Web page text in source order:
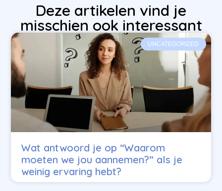
Deze artikelen vind je
misschien ook interessant
UNCATEGORIZED
Wat antwoord je op “Waarom
moeten we jou aannemen?” als je
weinig ervaring hebt?